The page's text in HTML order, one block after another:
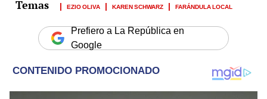
EZIO OLIVA KAREN SCHWARZ FARÁNDULA LOCAL
Prefiero a La República en
Google